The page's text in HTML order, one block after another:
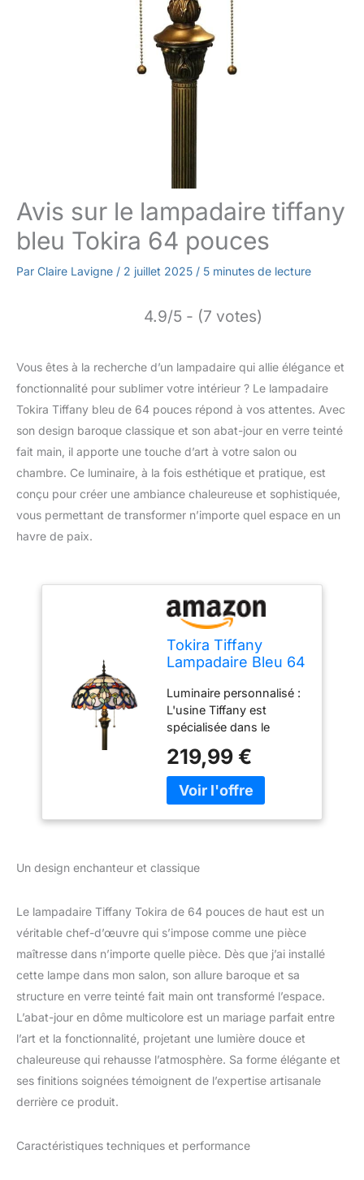
Avis sur le lampadaire tiffany
bleu Tokira 64 pouces
Par Claire Lavigne / 2 juillet 2025 / 5 minutes de lecture
4.9/5 - (7 votes)
Vous êtes à la recherche d’un lampadaire qui allie élégance et
fonctionnalité pour sublimer votre intérieur ? Le lampadaire
Tokira Tiffany bleu de 64 pouces répond à vos attentes. Avec
son design baroque classique et son abat-jour en verre teinté
fait main, il apporte une touche d’art à votre salon ou
chambre. Ce luminaire, à la fois esthétique et pratique, est
conçu pour créer une ambiance chaleureuse et sophistiquée,
vous permettant de transformer n’importe quel espace en un
havre de paix.
Tokira Tiffany
Lampadaire Bleu 64
Lampadaire Tiffany
Baroque Classique
Adapté au Salon
Chambre, Verre
Teinté Fait Main
Abat-jour[Ne
L'ampoule est
incluse]
Luminaire personnalisé :
L'usine Tiffany est
spécialisée dans le
fabrication de divers
types de produits
Tiffany.Vous êtes les
propres lampes. Vitrail:
jamais, les lampes
émettront une lumière
douce à travers les
un environnement
chaleureux et paisible.
Caractéristiques: Des
lampes de haute qualité,
pour le salon, la chambre
à coucher, la chambre
meilleur choix pour
219,99 €
Un design enchanteur et classique
Le lampadaire Tiffany Tokira de 64 pouces de haut est un
véritable chef-d’œuvre qui s’impose comme une pièce
maîtresse dans n’importe quelle pièce. Dès que j’ai installé
cette lampe dans mon salon, son allure baroque et sa
structure en verre teinté fait main ont transformé l’espace.
L’abat-jour en dôme multicolore est un mariage parfait entre
l’art et la fonctionnalité, projetant une lumière douce et
chaleureuse qui rehausse l’atmosphère. Sa forme élégante et
ses finitions soignées témoignent de l’expertise artisanale
derrière ce produit.
Caractéristiques techniques et performance